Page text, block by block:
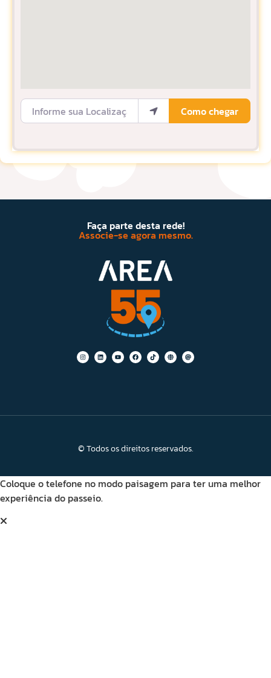
Informe sua Localização
Como chegar
Faça parte desta rede!
Associe-se agora mesmo.
© Todos os direitos reservados.
Coloque o telefone no modo paisagem para ter uma melhor
experiência do passeio.